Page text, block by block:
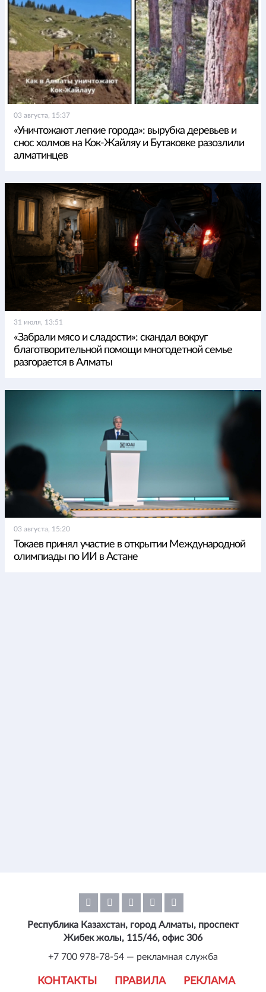
03 августа, 15:37
«Уничтожают легкие города»: вырубка деревьев и
снос холмов на Кок-Жайляу и Бутаковке разозлили
алматинцев
31 июля, 13:51
«Забрали мясо и сладости»: скандал вокруг
благотворительной помощи многодетной семье
разгорается в Алматы
03 августа, 15:20
Токаев принял участие в открытии Международной
олимпиады по ИИ в Астане
КОНТАКТЫ ПРАВИЛА РЕКЛАМА
Республика Казахстан, город Алматы, проспект
Жибек жолы, 115/46, офис 306
+7 700 978-78-54 — рекламная служба